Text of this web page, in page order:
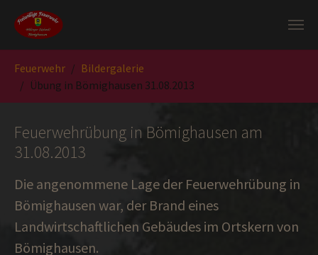
Zum Hauptinhalt springen
Feuerwehr
Bildergalerie
Übung in Bömighausen 31.08.2013
Feuerwehrübung in Bömighausen am
31.08.2013
Die angenommene Lage der Feuerwehrübung in
Bömighausen war, der Brand eines
Landwirtschaftlichen Gebäudes im Ortskern von
Bömighausen.